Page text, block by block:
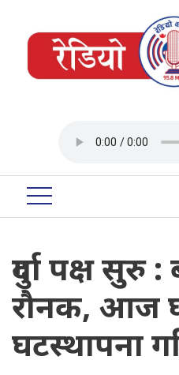
दुर्गा पक्ष सुरु
रौनक, आज
घटस्थापना